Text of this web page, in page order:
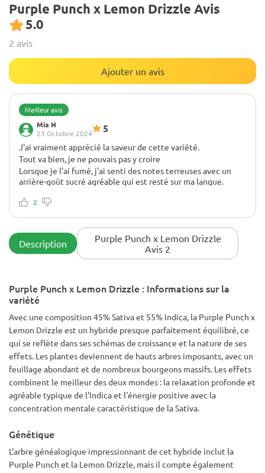
Purple Punch x Lemon Drizzle Avis
5.0
2 avis
Ajouter un avis
Meilleur avis
Mia H
23 Octobre 2024
5
J'ai vraiment apprécié la saveur de cette variété.
Tout va bien, je ne pouvais pas y croire
Lorsque je l'ai fumé, j'ai senti des notes terreuses avec un
arrière-goût sucré agréable qui est resté sur ma langue.
encore meilleure. J'adore les variétés qui ont des saveurs
2
Description
Purple Punch x Lemon Drizzle
Avis 2
Purple Punch x Lemon Drizzle : Informations sur la
variété
Avec une composition 45% Sativa et 55% Indica, la Purple Punch x
Lemon Drizzle est un hybride presque parfaitement équilibré, ce
qui se reflète dans ses schémas de croissance et la nature de ses
effets. Les plantes deviennent de hauts arbres imposants, avec un
feuillage abondant et de nombreux bourgeons massifs. Les effets
combinent le meilleur des deux mondes : la relaxation profonde et
agréable typique de l'Indica et l'énergie positive avec la
concentration mentale caractéristique de la Sativa.
Génétique
L'arbre généalogique impressionnant de cet hybride inclut la
Purple Punch et la Lemon Drizzle, mais il compte également